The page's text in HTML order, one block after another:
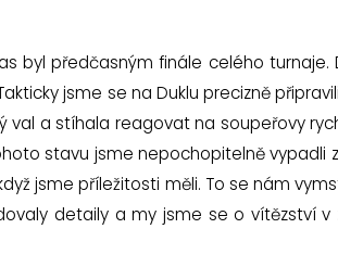
byl předčasným finále celého turnaje.
jsme se na Duklu precizně
a stíhala reagovat na soupeřovy
stavu jsme nepochopitelně vypadli
jsme příležitosti měli. To se nám
detaily a my jsme se o vítězství v